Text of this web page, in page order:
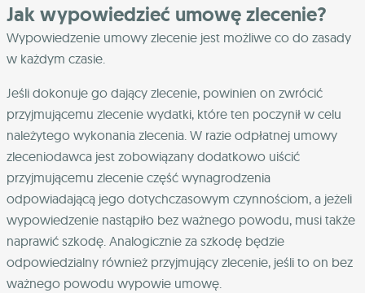
Jak wypowiedzieć umowę zlecenie?
Wypowiedzenie umowy zlecenie jest możliwe co do zasady
w każdym czasie.
Jeśli dokonuje go dający zlecenie, powinien on zwrócić
przyjmującemu zlecenie wydatki, które ten poczynił w celu
należytego wykonania zlecenia. W razie odpłatnej umowy
zleceniodawca jest zobowiązany dodatkowo uiścić
przyjmującemu zlecenie część wynagrodzenia
odpowiadającą jego dotychczasowym czynnościom, a jeżeli
wypowiedzenie nastąpiło bez ważnego powodu, musi także
naprawić szkodę. Analogicznie za szkodę będzie
odpowiedzialny również przyjmujący zlecenie, jeśli to on bez
ważnego powodu wypowie umowę.